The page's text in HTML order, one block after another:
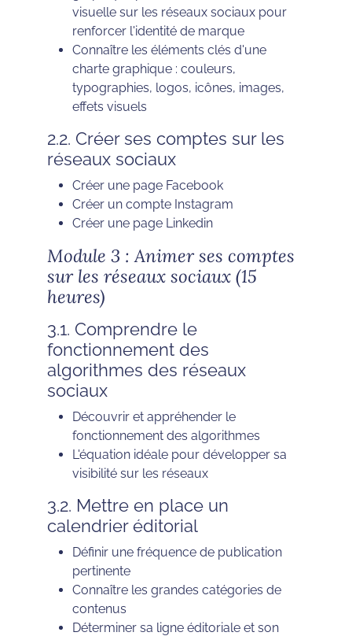
visuelle sur les réseaux sociaux pour
renforcer l'identité de marque
Connaître les éléments clés d'une
charte graphique : couleurs,
typographies, logos, icônes, images,
effets visuels
2.2. Créer ses comptes sur les
réseaux sociaux
Créer une page Facebook
Créer un compte Instagram
Créer une page Linkedin
Module 3 : Animer ses comptes
sur les réseaux sociaux (15
heures)
3.1. Comprendre le
fonctionnement des
algorithmes des réseaux
sociaux
Découvrir et appréhender le
fonctionnement des algorithmes
L'équation idéale pour développer sa
visibilité sur les réseaux
3.2. Mettre en place un
calendrier éditorial
Définir une fréquence de publication
pertinente
Connaître les grandes catégories de
contenus
Déterminer sa ligne éditoriale et son